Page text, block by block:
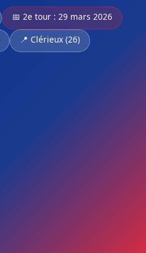
📅 2e tour : 29 mars 2026
📍 Clérieux (26)